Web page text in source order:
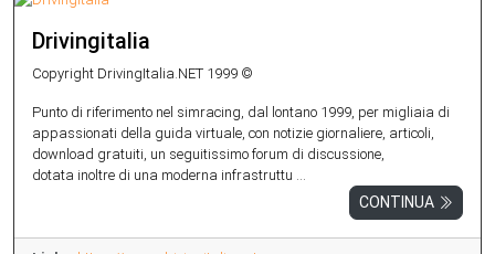
Drivingitalia
Copyright DrivingItalia.NET 1999 ©
Punto di riferimento nel simracing, dal lontano 1999, per migliaia di
appassionati della guida virtuale, con notizie giornaliere, articoli,
download gratuiti, un seguitissimo forum di discussione,
dotata inoltre di una moderna infrastruttu ...
CONTINUA